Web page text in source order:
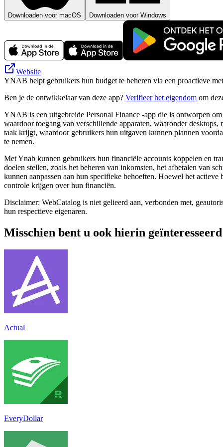
Downloaden voor macOS Downloaden voor Windows
Website
YNAB helpt gebruikers hun budget te beheren via een proactieve
Ben je de ontwikkelaar van deze app? Verifieer het eigendom om
YNAB is een uitgebreide Personal Finance -app die is ontworpen
waardoor toegang van verschillende apparaten, waaronder
taak krijgt, waardoor gebruikers hun uitgaven kunnen plannen
te nemen.
Met Ynab kunnen gebruikers hun financiële accounts koppelen en
doelen stellen, zoals het beheren van inkomsten, het afbetalen van
kunnen aanpassen aan hun specifieke behoeften. Hoewel het
controle krijgen over hun financiën.
Disclaimer: WebCatalog is niet gelieerd aan, verbonden met,
hun respectieve eigenaren.
Misschien bent u ook hierin geïnteresseerd
Actual
EveryDollar